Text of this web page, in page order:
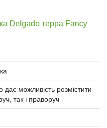
Delgado терра Fancy
можливість розмістити
так і праворуч